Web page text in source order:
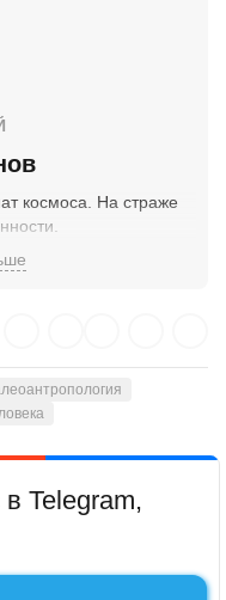
космоса. На страже
Telegram,